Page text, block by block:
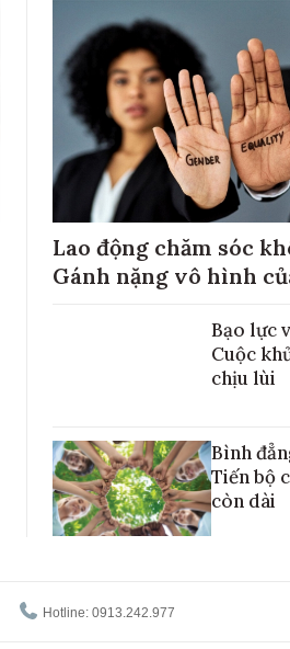
Lao động chăm sóc
Gánh nặng vô hình
Bạo lực
Cuộc
chịu lùi
Bình
Tiến bộ
còn dài
Hotline: 0913.242.977